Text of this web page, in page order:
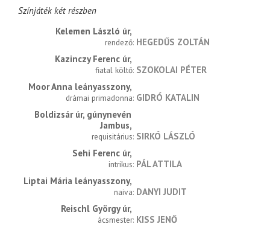
Színjáték két részben
Kelemen László úr
rendező HEGEDŰS ZOLTÁN
Kazinczy Ferenc úr
fiatal költő SZOKOLAI PÉTER
Moor Anna leányasszony
drámai primadonna GIDRÓ KATALIN
Boldizsár úr, gúnynevén
Jambus
requisitárius SIRKÓ LÁSZLÓ
Sehi Ferenc úr
intrikus PÁL ATTILA
Liptai Mária leányasszony
naiva DANYI JUDIT
Reischl György úr
ácsmester KISS JENŐ